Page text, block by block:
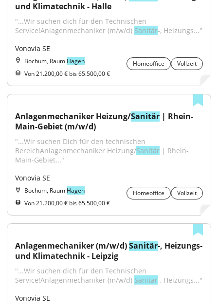
und Klimatechnik - Halle
"...Wir suchen dich für den Technischen
Service!Anlagenmechaniker (m/w/d) Sanitär-, Heizungs..."
Vonovia SE
Bochum, Raum Hagen Homeoffice
Vollzeit
Von 21.200,00 € bis 65.500,00 €
Anlagenmechaniker Heizung/Sanitär | Rhein-
Main-Gebiet (m/w/d)
"...Wir suchen Dich für den technischen
BereichAnlagenmechaniker Heizung/Sanitär | Rhein-
Main-Gebiet..."
Vonovia SE
Bochum, Raum Hagen Homeoffice
Vollzeit
Von 21.200,00 € bis 65.500,00 €
Anlagenmechaniker (m/w/d) Sanitär-, Heizungs-
und Klimatechnik - Leipzig
"...Wir suchen dich für den Technischen
Service!Anlagenmechaniker (m/w/d) Sanitär-, Heizungs..."
Vonovia SE